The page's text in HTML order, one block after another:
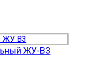
ЖУ-В3